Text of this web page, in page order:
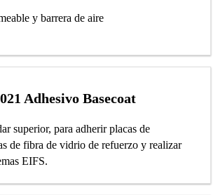
y barrera de aire
Adhesivo Basecoat
superior, para adherir placas de
de fibra de vidrio de refuerzo y realizar
EIFS.